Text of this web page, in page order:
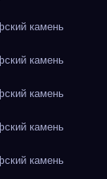
камень
камень
камень
камень
камень